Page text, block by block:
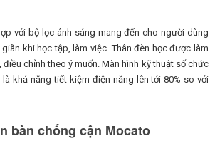
với bộ lọc ánh sáng mang đến cho người dùng
khi học tập, làm việc. Thân đèn học được làm
chỉnh theo ý muốn. Màn hình kỹ thuật số chức
khả năng tiết kiệm điện năng lên tới 80% so với
bàn chống cận Mocato